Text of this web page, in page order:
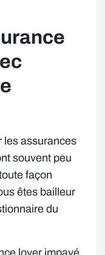
les assurances
souvent peu
façon
êtes bailleur
du